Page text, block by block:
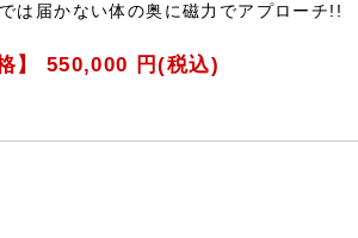
は届かない体の奥に磁力でアプローチ!!
】 550,000 円(税込)